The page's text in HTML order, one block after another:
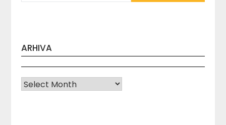
ARHIVA
Arhiva